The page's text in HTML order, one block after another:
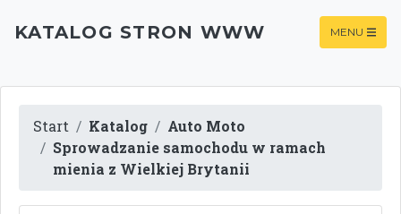
KATALOG STRON WWW MENU
Start Katalog
Auto Moto
Sprowadzanie samochodu w ramach
mienia z Wielkiej Brytanii